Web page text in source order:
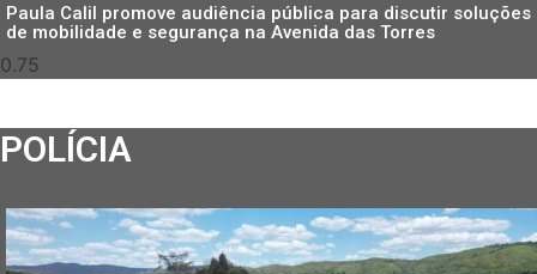
Paula Calil promove audiência pública para discutir soluções
de mobilidade e segurança na Avenida das Torres
POLÍCIA